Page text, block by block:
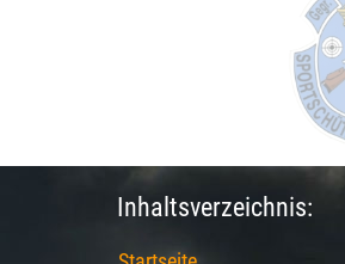
Inhaltsverzeichnis: